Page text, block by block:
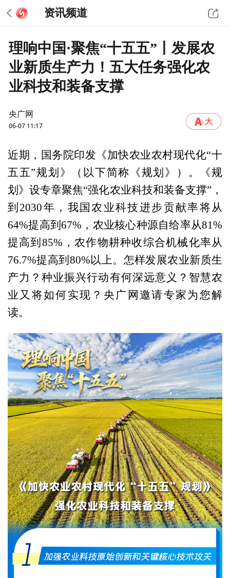
资讯频道
理响中国·聚焦“十五五”丨发展农
业新质生产力！五大任务强化农
业科技和装备支撑
央广网
06-07 11:17
近期，国务院印发《加快农业农村现代化“十
五五”规划》（以下简称《规划》）。《规
划》设专章聚焦“强化农业科技和装备支撑”，
到2030年，我国农业科技进步贡献率将从
64%提高到67%，农业核心种源自给率从81%
提高到85%，农作物耕种收综合机械化率从
76.7%提高到80%以上。怎样发展农业新质生
产力？种业振兴行动有何深远意义？智慧农
业又将如何实现？央广网邀请专家为您解
读。